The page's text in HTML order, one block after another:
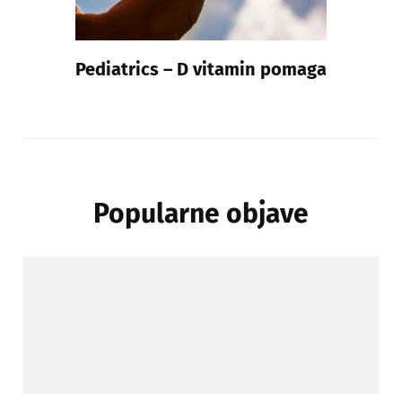
Pediatrics – D vitamin pomaga
Popularne objave